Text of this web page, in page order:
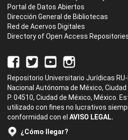
Portal de Datos Abiertos
Dirección General de Bibliotecas
Red de Acervos Digitales
Directory of Open Access
Repositorio Universitario Jurídicas
Nacional Autónoma de México,
P. 04510, Ciudad de México, México.
utilizado con fines no lucrativos
conformidad con el AVISO LEGAL.
¿Cómo llegar?